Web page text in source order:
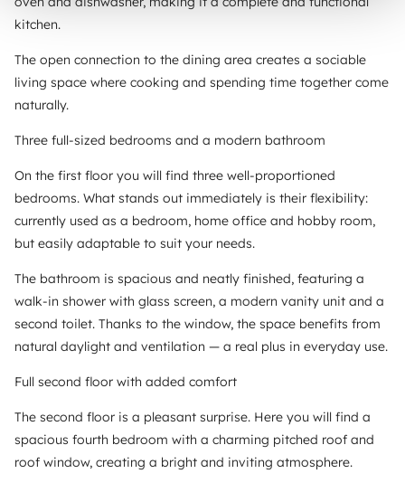
kitchen.
The open connection to the dining area creates a sociable
living space where cooking and spending time together come
naturally.
Three full-sized bedrooms and a modern bathroom
On the first floor you will find three well-proportioned
bedrooms. What stands out immediately is their flexibility:
currently used as a bedroom, home office and hobby room,
but easily adaptable to suit your needs.
The bathroom is spacious and neatly finished, featuring a
walk-in shower with glass screen, a modern vanity unit and a
second toilet. Thanks to the window, the space benefits from
natural daylight and ventilation — a real plus in everyday use.
Full second floor with added comfort
The second floor is a pleasant surprise. Here you will find a
spacious fourth bedroom with a charming pitched roof and
roof window, creating a bright and inviting atmosphere.